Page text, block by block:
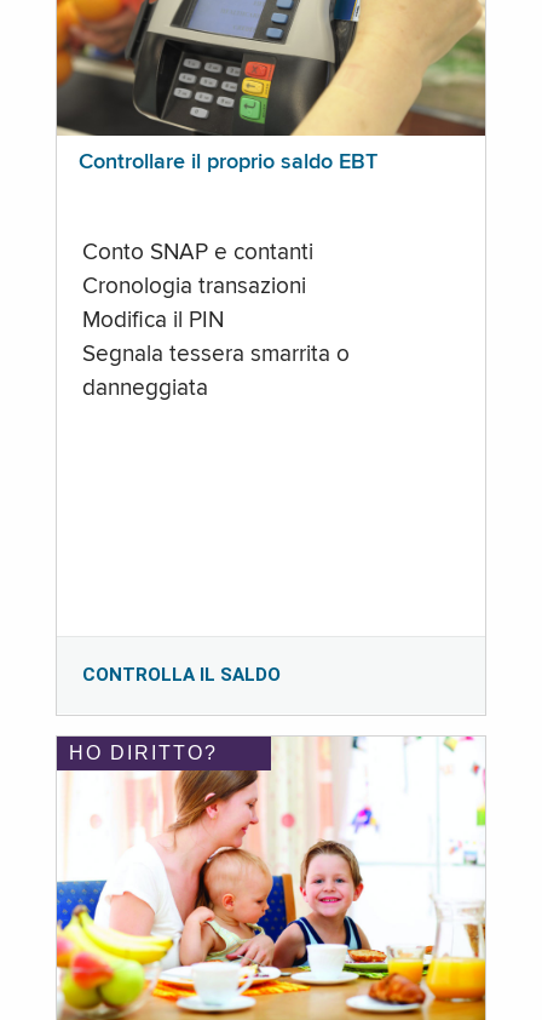
Controllare il proprio saldo EBT
Conto SNAP e contanti
Cronologia transazioni
Modifica il PIN
Segnala tessera smarrita o
danneggiata
CONTROLLA IL SALDO
HO DIRITTO?